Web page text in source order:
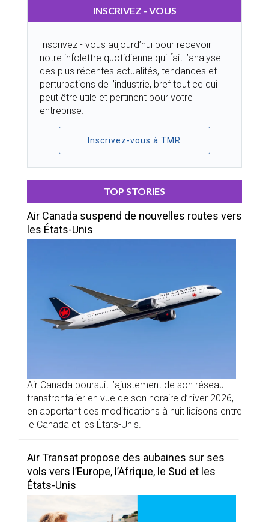
INSCRIVEZ - VOUS
Inscrivez - vous aujourd’hui pour recevoir
notre infolettre quotidienne qui fait l’analyse
des plus récentes actualités, tendances et
perturbations de l’industrie, bref tout ce qui
peut être utile et pertinent pour votre
entreprise.
Inscrivez-vous à TMR
TOP STORIES
Air Canada suspend de nouvelles routes vers
les États-Unis
Air Canada poursuit l’ajustement de son réseau
transfrontalier en vue de son horaire d’hiver 2026,
en apportant des modifications à huit liaisons entre
le Canada et les États-Unis.
Air Transat propose des aubaines sur ses
vols vers l’Europe, l’Afrique, le Sud et les
États-Unis